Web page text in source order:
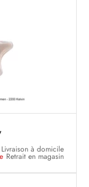
Livraison à domicile
Retrait en magasin